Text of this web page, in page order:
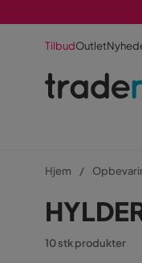
TilbudOutlet
Hjem
10 stk produkter